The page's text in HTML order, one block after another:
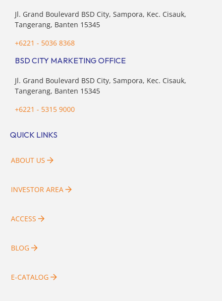
Jl. Grand Boulevard BSD City, Sampora, Kec. Cisauk,
Tangerang, Banten 15345
+6221 - 5036 8368
BSD CITY MARKETING OFFICE
Jl. Grand Boulevard BSD City, Sampora, Kec. Cisauk,
Tangerang, Banten 15345
+6221 - 5315 9000
QUICK LINKS
ABOUT US
INVESTOR AREA
ACCESS
BLOG
E-CATALOG